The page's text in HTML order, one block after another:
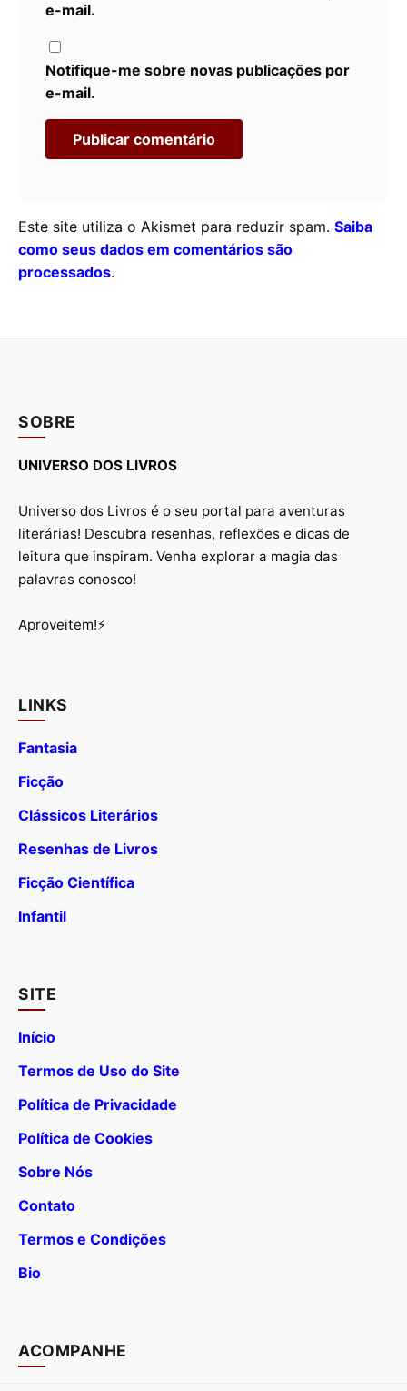
e-mail.
Notifique-me sobre novas publicações por
e-mail.
Este site utiliza o Akismet para reduzir spam. Saiba
como seus dados em comentários são
processados.
SOBRE
UNIVERSO DOS LIVROS
Universo dos Livros é o seu portal para aventuras
literárias! Descubra resenhas, reflexões e dicas de
leitura que inspiram. Venha explorar a magia das
palavras conosco!
Aproveitem!⚡
LINKS
Fantasia
Ficção
Clássicos Literários
Resenhas de Livros
Ficção Científica
Infantil
SITE
Início
Termos de Uso do Site
Política de Privacidade
Política de Cookies
Sobre Nós
Contato
Termos e Condições
Bio
ACOMPANHE